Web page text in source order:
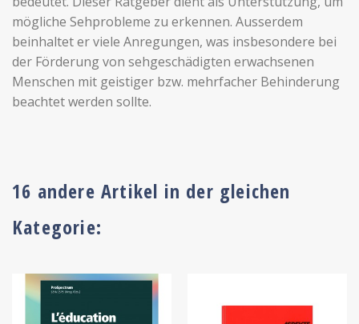
mögliche Sehprobleme zu erkennen. Ausserdem
beinhaltet er viele Anregungen, was insbesondere bei
der Förderung von sehgeschädigten erwachsenen
Menschen mit geistiger bzw. mehrfacher Behinderung
beachtet werden sollte.
16 andere Artikel in der gleichen
Kategorie: